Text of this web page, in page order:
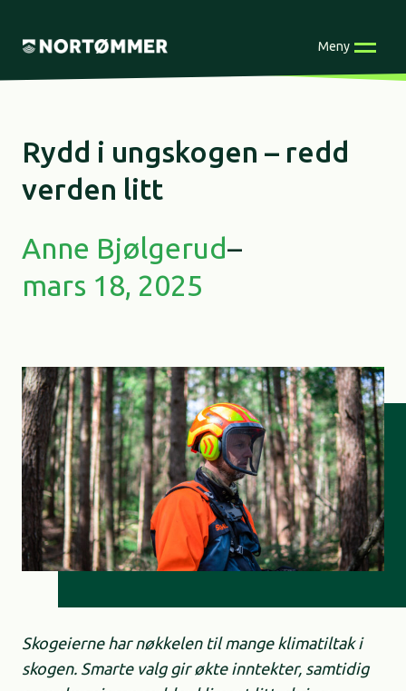
Meny
Rydd i ungskogen – redd
verden litt
Anne Bjølgerud–
mars 18, 2025
Skogeierne har nøkkelen til mange klimatiltak i
skogen. Smarte valg gir økte inntekter, samtidig